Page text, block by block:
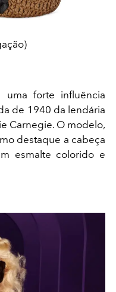
uma forte influência
de 1940 da lendária
Carnegie. O modelo,
destaque a cabeça
esmalte colorido e